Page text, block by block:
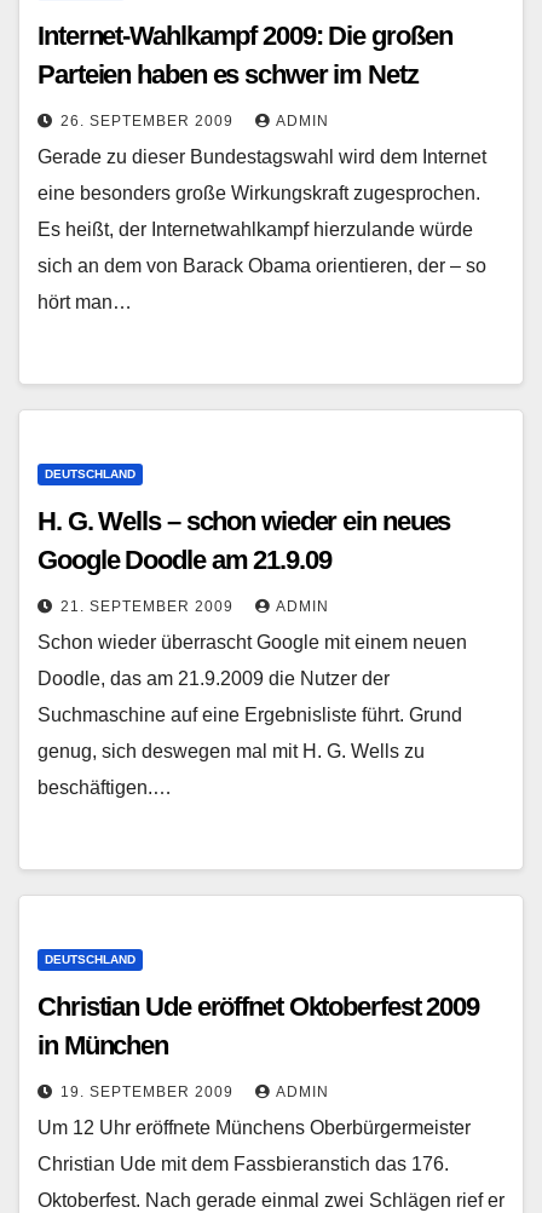
Internet-Wahlkampf 2009: Die großen
Parteien haben es schwer im Netz
26. SEPTEMBER 2009 ADMIN
Gerade zu dieser Bundestagswahl wird dem Internet
eine besonders große Wirkungskraft zugesprochen.
Es heißt, der Internetwahlkampf hierzulande würde
sich an dem von Barack Obama orientieren, der – so
hört man…
DEUTSCHLAND
H. G. Wells – schon wieder ein neues
Google Doodle am 21.9.09
21. SEPTEMBER 2009 ADMIN
Schon wieder überrascht Google mit einem neuen
Doodle, das am 21.9.2009 die Nutzer der
Suchmaschine auf eine Ergebnisliste führt. Grund
genug, sich deswegen mal mit H. G. Wells zu
beschäftigen.…
DEUTSCHLAND
Christian Ude eröffnet Oktoberfest 2009
in München
19. SEPTEMBER 2009 ADMIN
Um 12 Uhr eröffnete Münchens Oberbürgermeister
Christian Ude mit dem Fassbieranstich das 176.
Oktoberfest. Nach gerade einmal zwei Schlägen rief er